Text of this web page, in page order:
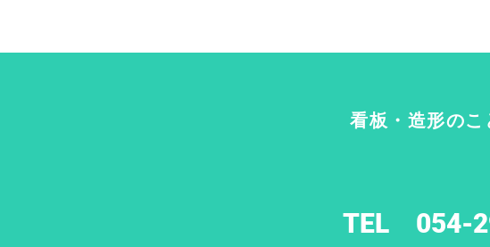
看板・造形の
TEL 054-